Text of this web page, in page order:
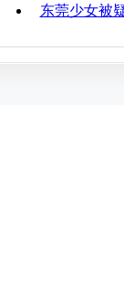
东莞少女被